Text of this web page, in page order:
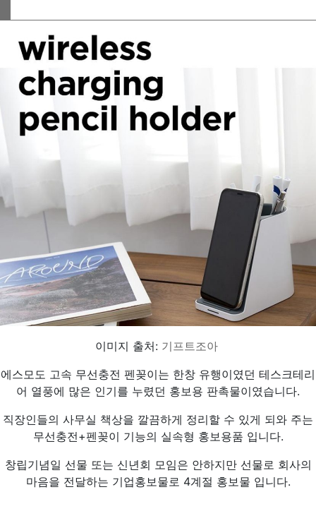
이미지 출처: 기프트조아
에스모도 고속 무선충전 펜꽂이는 한창 유행이였던 테스크테리
어 열풍에 많은 인기를 누렸던 홍보용 판촉물이였습니다.
직장인들의 사무실 책상을 깔끔하게 정리할 수 있게 되와 주는
무선충전+펜꽂이 기능의 실속형 홍보용품 입니다.
창립기념일 선물 또는 신년회 모임은 안하지만 선물로 회사의
마음을 전달하는 기업홍보물로 4계절 홍보물 입니다.